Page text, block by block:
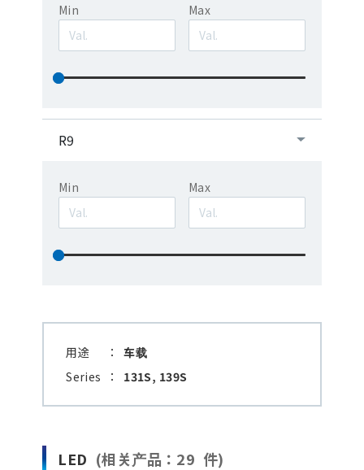
Min Max
R9
Min Max
用途 ：
车载
Series
： 131S, 139S
LED (相关产品：29 件)